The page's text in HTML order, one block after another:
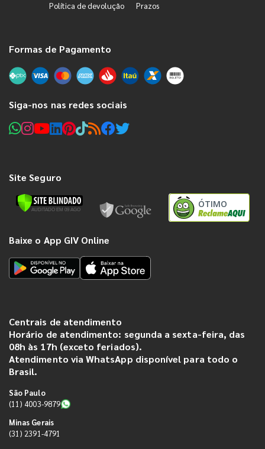
Política de devolução Prazos
Formas de Pagamento
Siga-nos nas redes sociais
Site Seguro
ÓTIMO
Baixe o App GIV Online
Centrais de atendimento
Horário de atendimento: segunda a sexta-feira, das
08h às 17h (exceto feriados).
Atendimento via WhatsApp disponível para todo o
Brasil.
São Paulo
(11) 4003-9879
Minas Gerais
(31) 2391-4791